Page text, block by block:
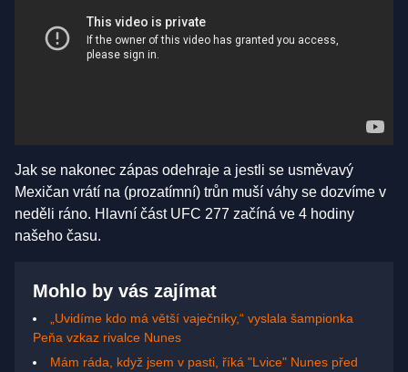
Jak se nakonec zápas odehraje a jestli se usměvavý
Mexičan vrátí na (prozatímní) trůn muší váhy se dozvíme v
neděli ráno. Hlavní část UFC 277 začíná ve 4 hodiny
našeho času.
Mohlo by vás zajímat
„Uvidíme kdo má větší vaječníky,“ vyslala šampionka
Peňa vzkaz rivalce Nunes
Mám ráda, když jsem v pasti, říká "Lvice" Nunes před